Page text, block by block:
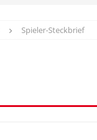
Spieler-Steckbrief